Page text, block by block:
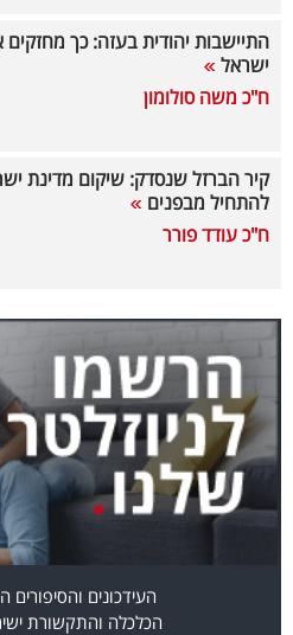
ניוזלטרים
מייל
אדום
התיישבות יהודית בעזה: כך מחזקים
ישראל
ח"כ משה סולומון
קיר הברזל שנסדק: שיקום מדינת
להתחיל מבפנים
ח"כ עודד פורר
העידכונים
הכלכלה והתקשורת